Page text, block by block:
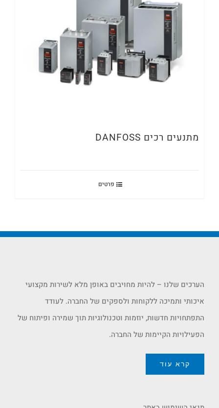
מתנעים רכים DANFOSS
פרטים
הערכים שלנו – להיות מחויבים באופן מלא לשירות מקצועי
איכותי ותמיכה ללקוחות ולספקים של החברה. לעודד
התפתחויות חדשות, יוזמות וטכנולוגיות תוך שמירה ופיתוח של
הפעילויות הקיימות של החברה.
קרא עוד